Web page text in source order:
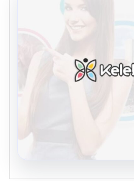
08.08.2026